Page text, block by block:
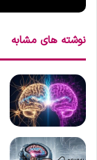
نوشته های مشابه